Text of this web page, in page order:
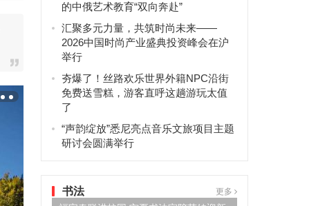
的中俄艺术教育“双向奔赴”
汇聚多元力量，共筑时尚未来——
2026中国时尚产业盛典投资峰会在沪
举行
夯爆了！丝路欢乐世界外籍NPC沿街
免费送雪糕，游客直呼这趟游玩太值
了
“声韵绽放”悉尼亮点音乐文旅项目主题
研讨会圆满举行
书法 更多